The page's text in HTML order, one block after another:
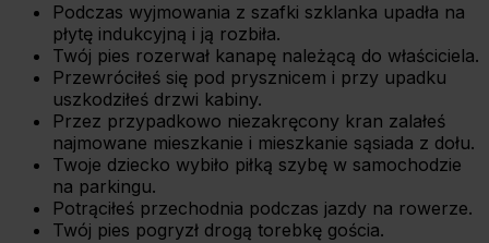
Podczas wyjmowania z szafki szklanka upadła na
płytę indukcyjną i ją rozbiła.
Twój pies rozerwał kanapę należącą do właściciela.
Przewróciłeś się pod prysznicem i przy upadku
uszkodziłeś drzwi kabiny.
Przez przypadkowo niezakręcony kran zalałeś
najmowane mieszkanie i mieszkanie sąsiada z dołu.
Twoje dziecko wybiło piłką szybę w samochodzie
na parkingu.
Potrąciłeś przechodnia podczas jazdy na rowerze.
Twój pies pogryzł drogą torebkę gościa.